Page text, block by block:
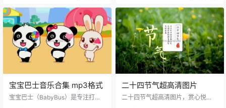
乐器，符合上述所有条件，既被孩
子们喜爱，简单易学好上手，又在
世界范围内非常流行，表演性质很
强，非常适合乐器启蒙也许您已经
猜到了，没错，它就是非洲鼓！ 资
源目录…
验告诉你，只有真正感受到音乐的
乐趣，孩子才能主动地走进音乐殿
堂，找到属于自己的天赋！ 在本
专…
宝宝巴士音乐合集 mp3格式
宝宝巴士（BabyBus）是专注打造
二十四节气超高清图片
二十四节气超高清图片，赏心悦